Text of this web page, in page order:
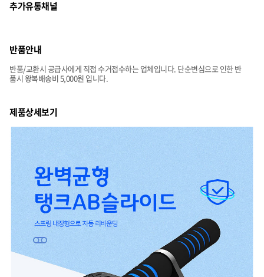
추가유통채널
반품안내
반품/교환시 공급사에게 직접 수거접수하는 업체입니다. 단순변심으로 인한 반
품시 왕복배송비 5,000원 입니다.
제품상세보기